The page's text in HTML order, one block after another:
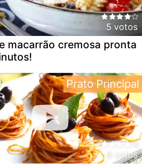
5 votos
macarrão cremosa pronta
6 votos
Prato Principal